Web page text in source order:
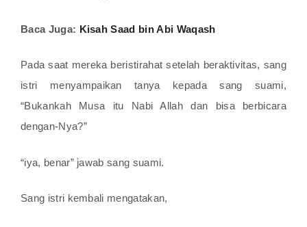
Baca Juga: Kisah Saad bin Abi Waqash
Pada saat mereka beristirahat setelah beraktivitas, sang
istri menyampaikan tanya kepada sang suami,
“Bukankah Musa itu Nabi Allah dan bisa berbicara
dengan-Nya?”
“iya, benar” jawab sang suami.
Sang istri kembali mengatakan,